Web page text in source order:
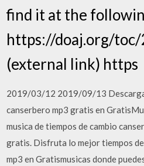
find it at the
https://doaj.org/
(external link) https
2019/03/12 2019/09/13
canserbero mp3 gratis en
musica de tiempos de cambio
gratis. Disfruta lo mejor tiempos
mp3 en Gratismusicas donde